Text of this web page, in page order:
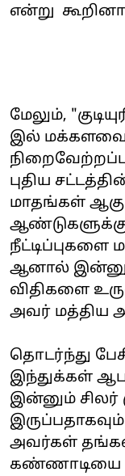
என்று
மேலும்,
இல்
புதிய
மாதங்கள்
நீட்டிப்புகளை
ஆனால்
விதிகளை
அவர் மத்திய
தொடர்ந்து
இந்துக்கள்
இன்னும்
அவர்கள்
கண்ணாடியை